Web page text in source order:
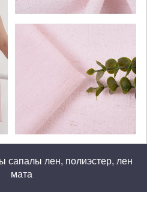
Бұл зығырды экологиялық
өнеркәсібінің негізгі
Тұрақты
тәсілдерін басымдық
GRS (Global Recycled
FSC және European Flax
отырып, әрбір метр
ықпал ететініне
өндіру процесіміз
біз жасыл мата өнеркәсібін
сапалы лен, полиэстер, лен
мата